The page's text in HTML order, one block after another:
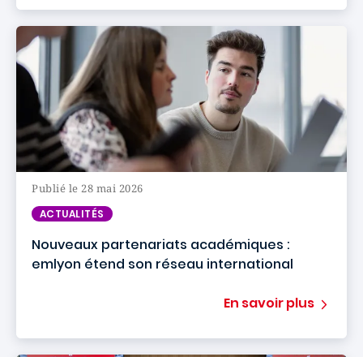
Publié le 28 mai 2026
ACTUALITÉS
Nouveaux partenariats académiques :
emlyon étend son réseau international
En savoir plus